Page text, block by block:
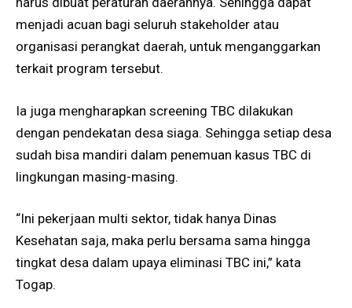
menjadi acuan bagi seluruh stakeholder atau
organisasi perangkat daerah, untuk menganggarkan
terkait program tersebut.
Ia juga mengharapkan screening TBC dilakukan
dengan pendekatan desa siaga. Sehingga setiap desa
sudah bisa mandiri dalam penemuan kasus TBC di
lingkungan masing-masing.
“Ini pekerjaan multi sektor, tidak hanya Dinas
Kesehatan saja, maka perlu bersama sama hingga
tingkat desa dalam upaya eliminasi TBC ini,” kata
Togap.